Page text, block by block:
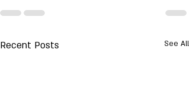
Recent Posts See All